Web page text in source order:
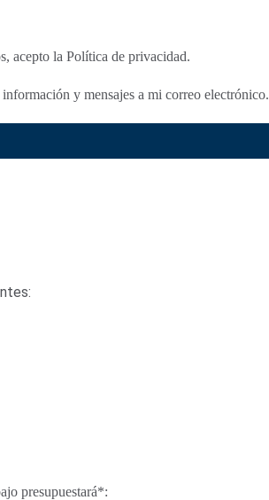
acepto la Política de privacidad.
y mensajes a mi correo electrónico.
presupuestará*: